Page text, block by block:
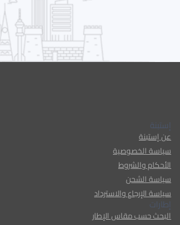
إستبنة
عن إستبنة
سياسة الخصوصية
الأحكام والشروط
سياسة الشحن
سياسة الإرجاع والاسترداد
إطارات
البحث حسب مقاس الإطار